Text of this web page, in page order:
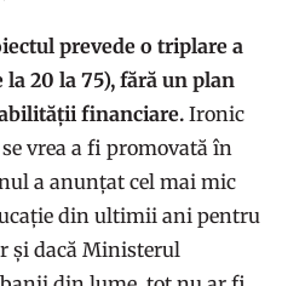
prevede o triplare a
20 la 75), fără un plan
financiare. Ironic
vrea a fi promovată în
a anunțat cel mai mic
din ultimii ani pentru
și dacă Ministerul